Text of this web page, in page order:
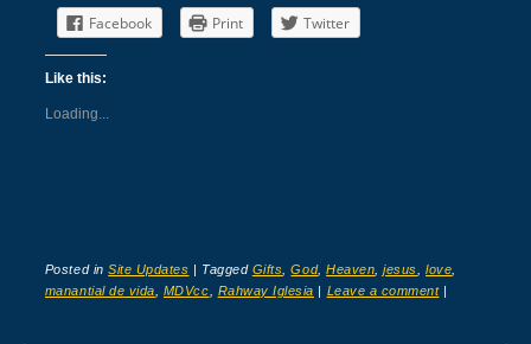
Facebook Print Twitter
Like this:
Loading...
Posted inSite Updates | Tagged Gifts ,God,Heaven ,jesus love
manantial de vida
MDVcc Rahway Iglesia | Leave a comment |